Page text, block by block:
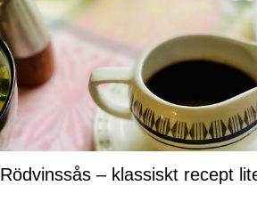
Rödvinssås – klassiskt recept